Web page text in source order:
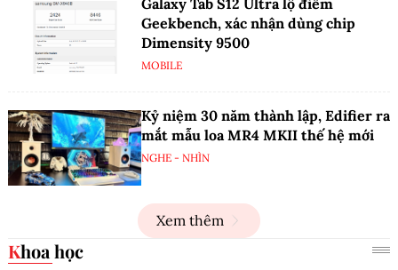
Galaxy Tab S12 Ultra lộ điểm
Geekbench, xác nhận dùng chip
Dimensity 9500
MOBILE
Kỷ niệm 30 năm thành lập, Edifier ra
mắt mẫu loa MR4 MKII thế hệ mới
NGHE - NHÌN
Xem thêm
Khoa học